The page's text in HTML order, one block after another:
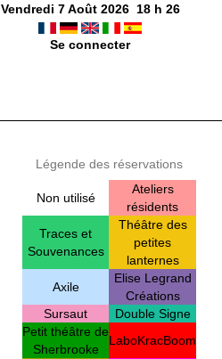
Vendredi 7 Août 2026 18h 26
Se connecter
Légende des réservations
Non utilisé
Ateliers
résidents
Traces et
Souvenances
Théâtre des
petites
lanternes
Axile
Elise Legrand
Créations
Sursaut
Double Signe
Petit théâtre de
Sherbrooke
LaboKracBoom